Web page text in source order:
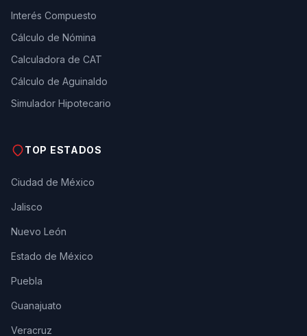
Interés Compuesto
Cálculo de Nómina
Calculadora de CAT
Cálculo de Aguinaldo
Simulador Hipotecario
TOP ESTADOS
Ciudad de México
Jalisco
Nuevo León
Estado de México
Puebla
Guanajuato
Veracruz